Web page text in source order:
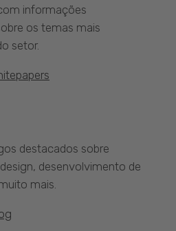
informações
os temas mais
setor.
destacados sobre
desenvolvimento de
mais.